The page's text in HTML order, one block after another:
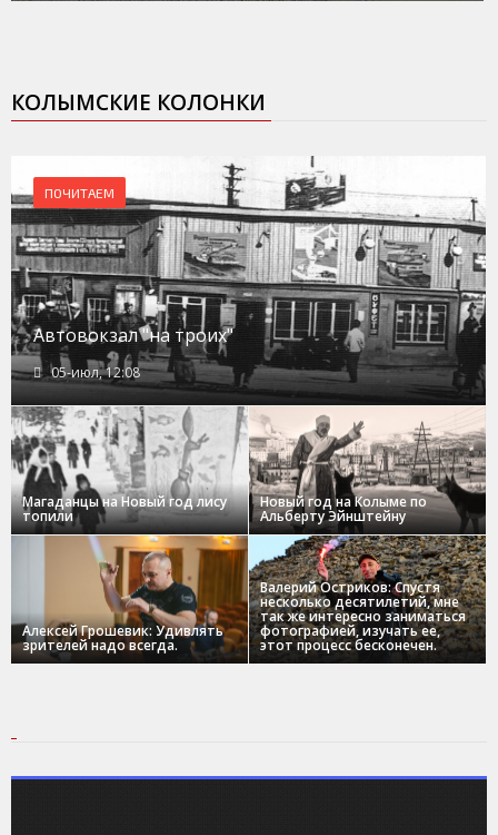
КОЛЫМСКИЕ КОЛОНКИ
ПОЧИТАЕМ
Автовокзал "на троих"
05-июл, 12:08
Магаданцы на Новый год лису
топили
Новый год на Колыме по
Альберту Эйнштейну
Алексей Грошевик: Удивлять
зрителей надо всегда.
Валерий Остриков: Спустя
несколько десятилетий, мне
так же интересно заниматься
фотографией, изучать ее,
этот процесс бесконечен.